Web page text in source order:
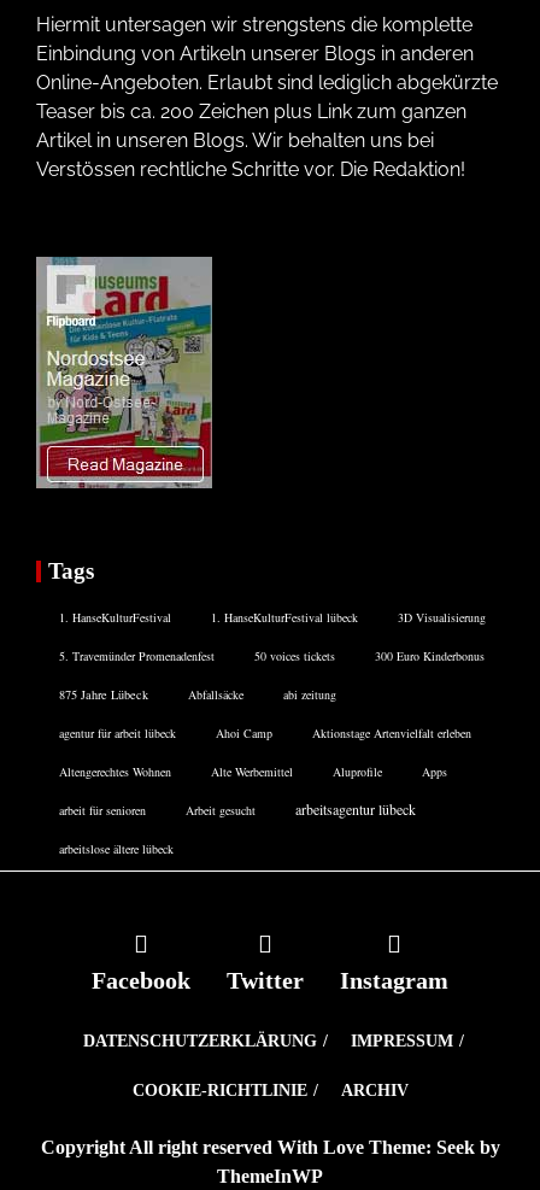
Hiermit untersagen wir strengstens die komplette
Einbindung von Artikeln unserer Blogs in anderen
Online-Angeboten. Erlaubt sind lediglich abgekürzte
Teaser bis ca. 200 Zeichen plus Link zum ganzen
Artikel in unseren Blogs. Wir behalten uns bei
Verstössen rechtliche Schritte vor. Die Redaktion!
Tags
1. HanseKulturFestival 1. HanseKulturFestival lübeck 3D Visualisierung
5. Travemünder Promenadenfest 50 voices tickets 300 Euro Kinderbonus
875 Jahre Lübeck Abfallsäcke abi zeitung
agentur für arbeit lübeck Ahoi Camp Aktionstage Artenvielfalt erleben
Altengerechtes Wohnen Alte Werbemittel Aluprofile Apps
arbeit für senioren Arbeit gesucht arbeitsagentur lübeck
arbeitslose ältere lübeck
Facebook Twitter Instagram
DATENSCHUTZERKLÄRUNG IMPRESSUM
COOKIE-RICHTLINIE ARCHIV
Copyright All right reserved With Love Theme: Seek by
ThemeInWP